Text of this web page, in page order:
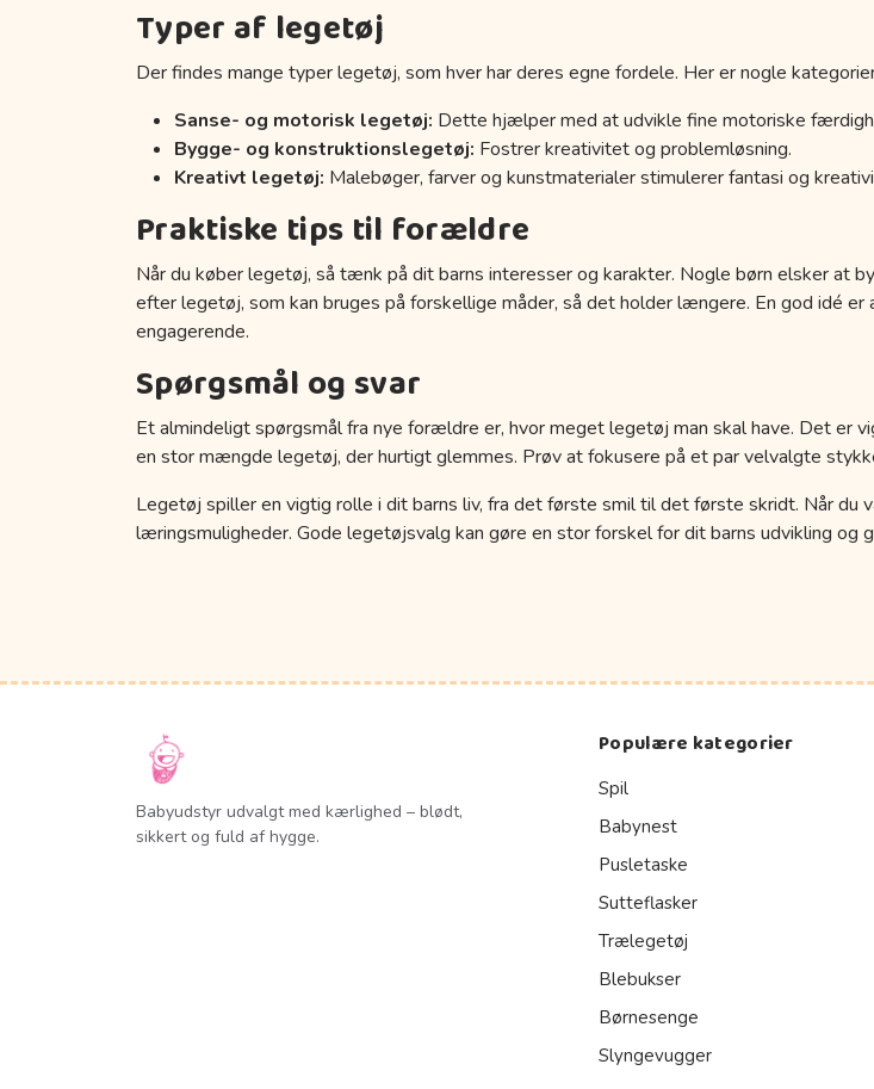
Typer af legetøj
Der findes mange typer legetøj, som hver har deres egne fordele. Her er nogle
Sanse- og motorisk legetøj: Dette hjælper med at udvikle fine motoriske
Bygge- og konstruktionslegetøj: Fostrer kreativitet og problemløsning.
Kreativt legetøj: Malebøger, farver og kunstmaterialer stimulerer fantasi og
Praktiske tips til forældre
Når du køber legetøj, så tænk på dit barns interesser og karakter. Nogle børn elsker at
efter legetøj, som kan bruges på forskellige måder, så det holder længere. En god idé
engagerende.
Spørgsmål og svar
Et almindeligt spørgsmål fra nye forældre er, hvor meget legetøj man skal have. Det er
en stor mængde legetøj, der hurtigt glemmes. Prøv at fokusere på et par velvalgte
Legetøj spiller en vigtig rolle i dit barns liv, fra det første smil til det første skridt. Når
læringsmuligheder. Gode legetøjsvalg kan gøre en stor forskel for dit barns udvikling og
Babyudstyr udvalgt med kærlighed – blødt,
sikkert og fuld af hygge.
Populære kategorier
Spil
Babynest
Pusletaske
Sutteflasker
Trælegetøj
Blebukser
Børnesenge
Slyngevugger